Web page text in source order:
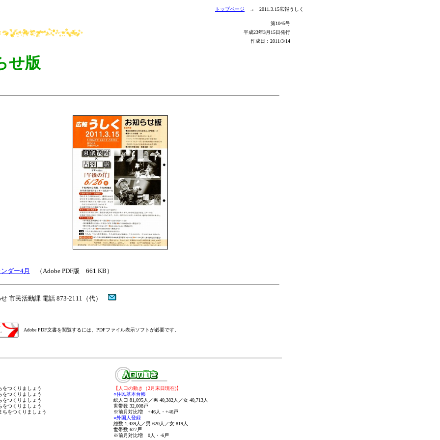
トップページ → 2011.3.15広報うしく
第1045号
平成23年3月15日発行
作成日：2011/3/14
せ版
ダー4月 （Adobe PDF版 661 KB）
市民活動課 電話 873-2111（代）
Adobe PDF文書を閲覧するには、PDFファイル表示ソフトが必要です。
をつくりましょう
をつくりましょう
をつくりましょう
をつくりましょう
ちをつくりましょう
【人口の動き（2月末日現在)】
○住民基本台帳
総人口 81,095人／男 40,382人／女 40,713人
世帯数 32,008戸
※前月対比増 +46人・+46戸
○外国人登録
総数 1,439人／男 620人／女 819人
世帯数 627戸
※前月対比増 0人・-6戸